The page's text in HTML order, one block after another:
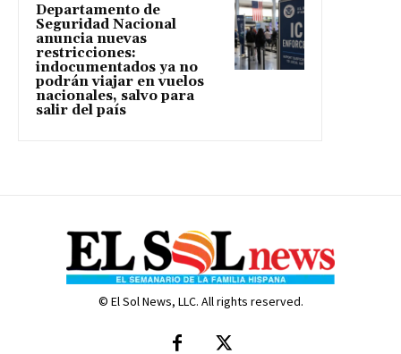
Departamento de
Seguridad Nacional
anuncia nuevas
restricciones:
indocumentados ya no
podrán viajar en vuelos
nacionales, salvo para
salir del país
© El Sol News, LLC. All rights reserved.